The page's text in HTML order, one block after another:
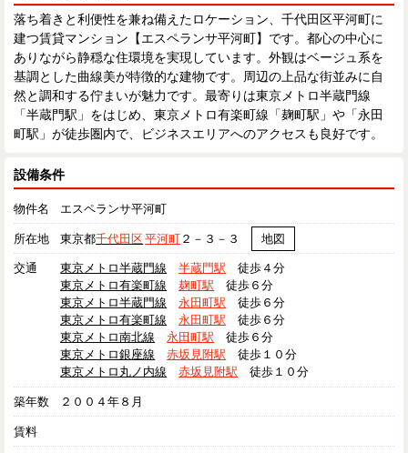
落ち着きと利便性を兼ね備えたロケーション、千代田区平河町に
建つ賃貸マンション【エスペランサ平河町】です。都心の中心に
ありながら静穏な住環境を実現しています。外観はベージュ系を
基調とした曲線美が特徴的な建物です。周辺の上品な街並みに自
然と調和する佇まいが魅力です。最寄りは東京メトロ半蔵門線
「半蔵門駅」をはじめ、東京メトロ有楽町線「麹町駅」や「永田
町駅」が徒歩圏内で、ビジネスエリアへのアクセスも良好です。
設備条件
物件名 エスペランサ平河町
所在地 東京都千代田区平河町 ２－３－３ 地図
交通 東京メトロ半蔵門線 半蔵門駅 徒歩４分
東京メトロ有楽町線
麹町駅 徒歩６分
東京メトロ半蔵門線
永田町駅 徒歩６分
東京メトロ有楽町線
永田町駅 徒歩６分
東京メトロ南北線
永田町駅 徒歩６分
東京メトロ銀座線
赤坂見附駅 徒歩１０分
東京メトロ丸ノ内線
赤坂見附駅 徒歩１０分
築年数 ２００４年８月
賃料